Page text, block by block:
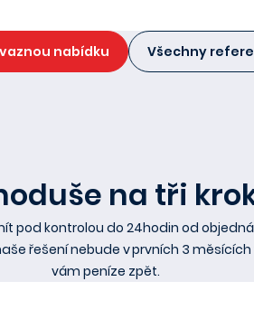
nabídku Všechny
na tři
pod kontrolou do 24hodin od
řešení nebude v prvních 3
vám peníze zpět.